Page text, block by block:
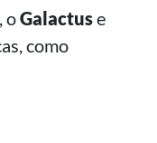
, oGalactuse
como